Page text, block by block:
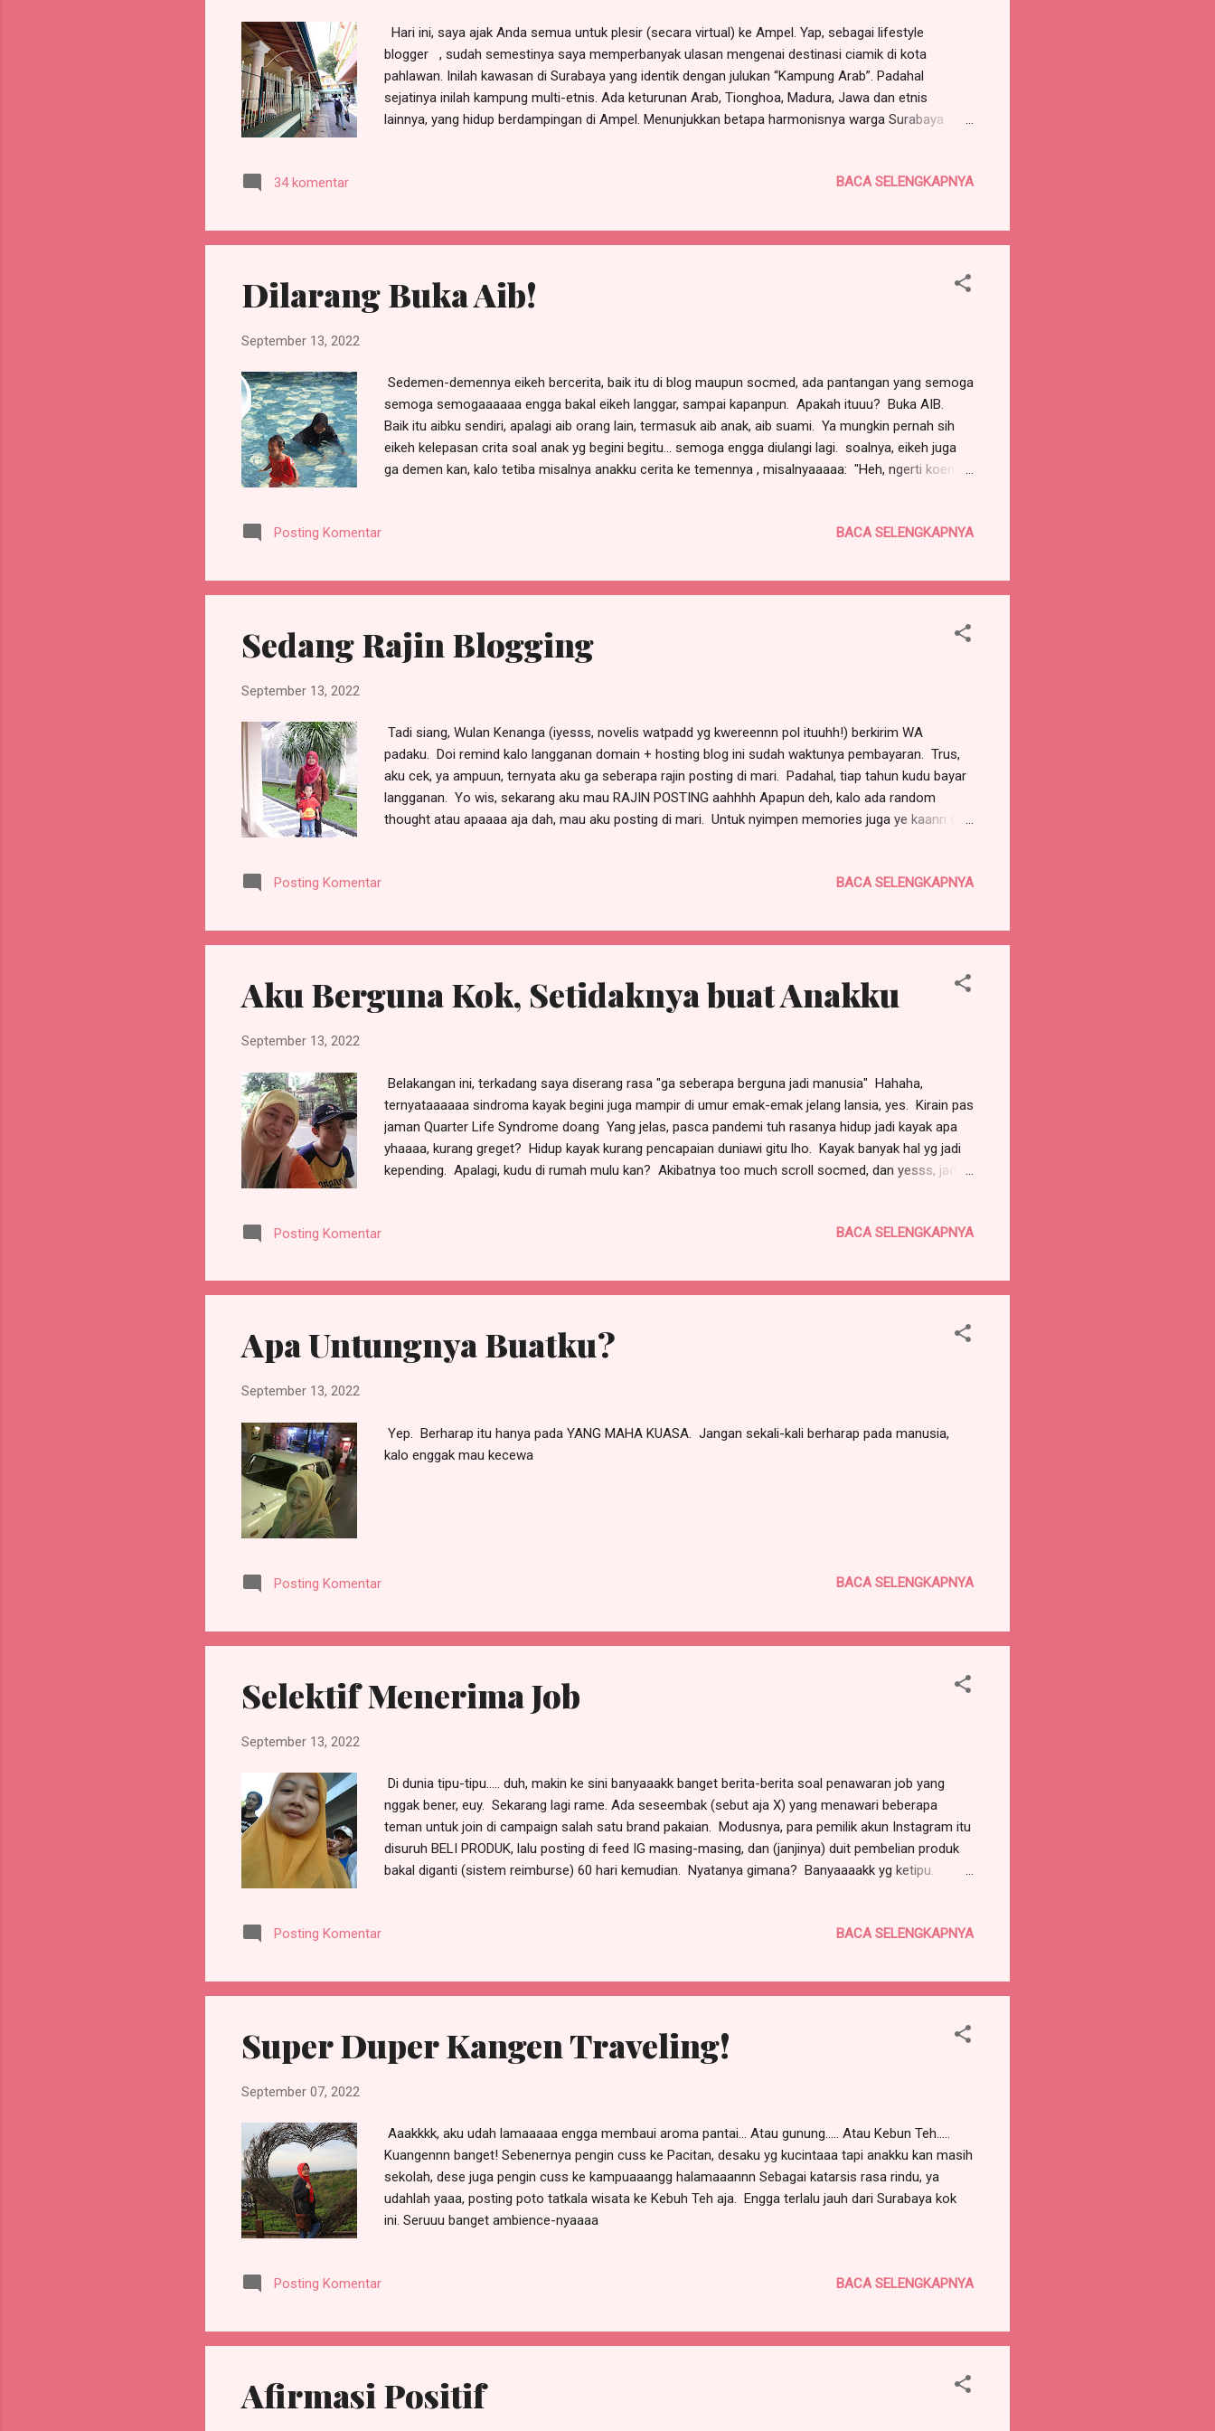
Hari ini, saya ajak Anda semua untuk plesir (secara virtual) ke Ampel. Yap, sebagai lifestyle
blogger , sudah semestinya saya memperbanyak ulasan mengenai destinasi ciamik di kota
pahlawan. Inilah kawasan di Surabaya yang identik dengan julukan “Kampung Arab”. Padahal
sejatinya inilah kampung multi-etnis. Ada keturunan Arab, Tionghoa, Madura, Jawa dan etnis
lainnya, yang hidup berdampingan di Ampel. Menunjukkan betapa harmonisnya warga Surabaya
Beribadah dalam suasana ala Arab, seolah-olah kita tengah berada di kawasan Makkah versi
datang ke sini, utamanya bagi mereka yang tengah mengikuti tour/ziarah Wali Songo/ Wali Limo.
Tentu kita tak bisa lepas dari sosok Sunan Ampel tatkala membah...
34 komentar BACA SELENGKAPNYA
Dilarang Buka Aib!
September 13, 2022
Sedemen-demennya eikeh bercerita, baik itu di blog maupun socmed, ada pantangan yang semoga
semoga semogaaaaaa engga bakal eikeh langgar, sampai kapanpun. Apakah ituuu? Buka AIB.
Baik itu aibku sendiri, apalagi aib orang lain, termasuk aib anak, aib suami. Ya mungkin pernah sih
eikeh kelepasan crita soal anak yg begini begitu... semoga engga diulangi lagi. soalnya, eikeh juga
ga demen kan, kalo tetiba misalnya anakku cerita ke temennya , misalnyaaaaa: "Heh, ngerti koen
Posting Komentar BACA SELENGKAPNYA
Sedang Rajin Blogging
September 13, 2022
Tadi siang, Wulan Kenanga (iyesss, novelis watpadd yg kwereennn pol ituuhh!) berkirim WA
padaku. Doi remind kalo langganan domain + hosting blog ini sudah waktunya pembayaran. Trus,
aku cek, ya ampuun, ternyata aku ga seberapa rajin posting di mari. Padahal, tiap tahun kudu bayar
langganan. Yo wis, sekarang aku mau RAJIN POSTING aahhhh Apapun deh, kalo ada random
thought atau apaaaa aja dah, mau aku posting di mari. Untuk nyimpen memories juga ye kaann Ojo
Posting Komentar BACA SELENGKAPNYA
Aku Berguna Kok, Setidaknya buat Anakku
September 13, 2022
Belakangan ini, terkadang saya diserang rasa "ga seberapa berguna jadi manusia" Hahaha,
ternyataaaaaa sindroma kayak begini juga mampir di umur emak-emak jelang lansia, yes. Kirain pas
jaman Quarter Life Syndrome doang Yang jelas, pasca pandemi tuh rasanya hidup jadi kayak apa
yhaaaa, kurang greget? Hidup kayak kurang pencapaian duniawi gitu lho. Kayak banyak hal yg jadi
kepending. Apalagi, kudu di rumah mulu kan? Akibatnya too much scroll socmed, dan yesss, jadi
dunia, atau hubungan KorSel - KorUt yang lebih baik.... akan tetapiiii, daku berguna dan bermanfaat,
Nyemangatin supaya mandi jebar jebur, siap-siap sat set wat wet? Ya emak kan? ...
Posting Komentar BACA SELENGKAPNYA
Apa Untungnya Buatku?
September 13, 2022
Yep. Berharap itu hanya pada YANG MAHA KUASA. Jangan sekali-kali berharap pada manusia,
kalo enggak mau kecewa
Posting Komentar BACA SELENGKAPNYA
Selektif Menerima Job
September 13, 2022
Di dunia tipu-tipu..... duh, makin ke sini banyaaakk banget berita-berita soal penawaran job yang
nggak bener, euy. Sekarang lagi rame. Ada seseembak (sebut aja X) yang menawari beberapa
teman untuk join di campaign salah satu brand pakaian. Modusnya, para pemilik akun Instagram itu
disuruh BELI PRODUK, lalu posting di feed IG masing-masing, dan (janjinya) duit pembelian produk
bakal diganti (sistem reimburse) 60 hari kemudian. Nyatanya gimana? Banyaaaakk yg ketipu.
Gilingaaannn. Lesson learnt manteman. Kita musti HATI-HATI, kudu makin SELEKTIF dan
kredibilitas yg ngasih tawaran job / track record koordinatornya. Jangan sungkan buat MENOLAK
apabila kita...
Posting Komentar BACA SELENGKAPNYA
Super Duper Kangen Traveling!
September 07, 2022
Aaakkkk, aku udah lamaaaaa engga membaui aroma pantai... Atau gunung..... Atau Kebun Teh.....
Kuangennn banget! Sebenernya pengin cuss ke Pacitan, desaku yg kucintaaa tapi anakku kan masih
sekolah, dese juga pengin cuss ke kampuaaangg halamaaannn Sebagai katarsis rasa rindu, ya
udahlah yaaa, posting poto tatkala wisata ke Kebuh Teh aja. Engga terlalu jauh dari Surabaya kok
ini. Seruuu banget ambience-nyaaaa
Posting Komentar BACA SELENGKAPNYA
Afirmasi Positif